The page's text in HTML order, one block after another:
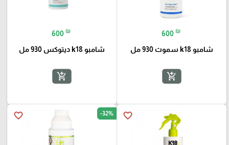
600 ₪
شامبو k18 سموث 930 مل
add_shopping_cart
600 ₪
شامبو k18 ديتوكس 930 مل
add_shopping_cart
favorite_border
favorite_border -32%